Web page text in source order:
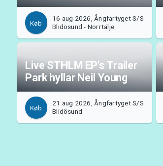
Køb
16 aug 2026, Ångfartyget S/S
Blidösund - Norrtälje
Live STHLM EP's Trailer
Park hyllar Neil Young
Køb
21 aug 2026, Ångfartyget S/S
Blidösund